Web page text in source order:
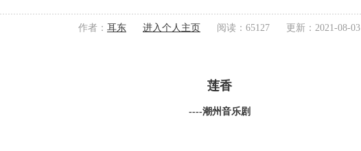
作者： 耳东 进入个人主页 阅读：65127 更新：2021-08-03
莲香
----潮州音乐剧